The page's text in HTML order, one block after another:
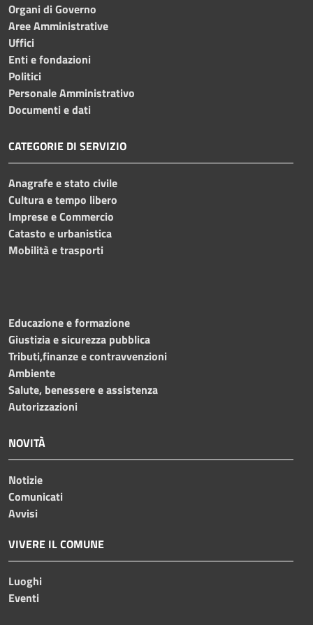
Organi di Governo
Aree Amministrative
Uffici
Enti e fondazioni
Politici
Personale Amministrativo
Documenti e dati
CATEGORIE DI SERVIZIO
Anagrafe e stato civile
Cultura e tempo libero
Imprese e Commercio
Catasto e urbanistica
Mobilità e trasporti
Educazione e formazione
Giustizia e sicurezza pubblica
Tributi,finanze e contravvenzioni
Ambiente
Salute, benessere e assistenza
Autorizzazioni
NOVITÀ
Notizie
Comunicati
Avvisi
VIVERE IL COMUNE
Luoghi
Eventi